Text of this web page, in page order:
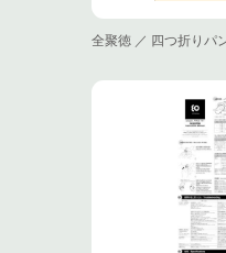
全聚徳 ／ 四つ折りパ